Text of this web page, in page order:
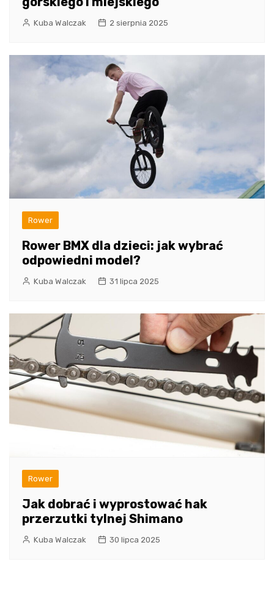
Kuba Walczak 2 sierpnia 2025
Rower
Rower BMX dla dzieci: jak wybrać
odpowiedni model?
Kuba Walczak 31 lipca 2025
Rower
Jak dobrać i wyprostować hak
przerzutki tylnej Shimano
Kuba Walczak 30 lipca 2025